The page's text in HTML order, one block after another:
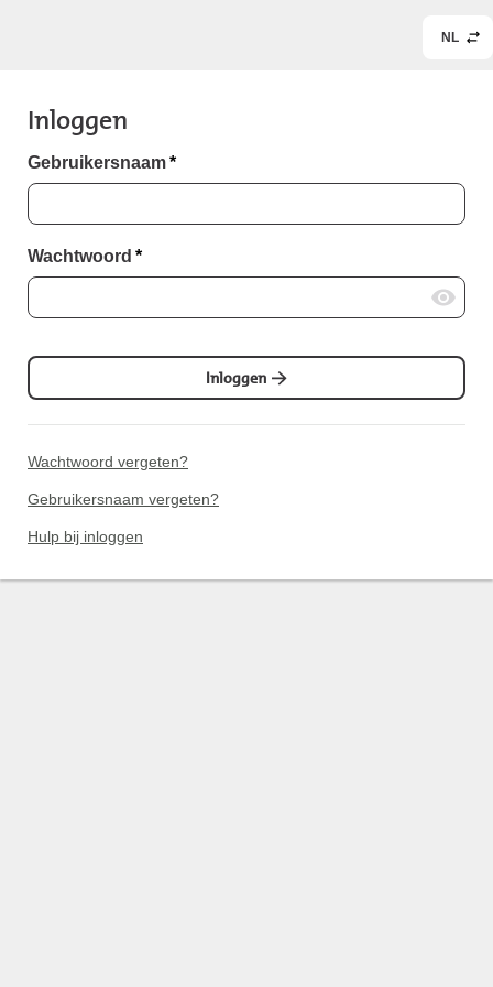
NL
Inloggen
Gebruikersnaam*
Wachtwoord *
Inloggen
Wachtwoord vergeten?
Gebruikersnaam vergeten?
Hulp bij inloggen